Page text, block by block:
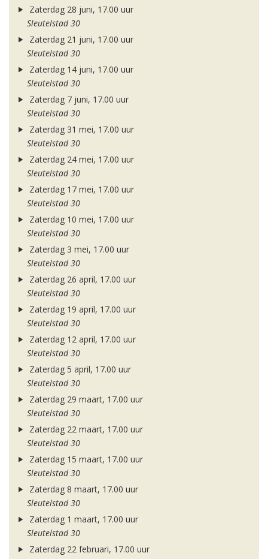
Zaterdag 28 juni, 17.00 uur
Sleutelstad 30
Zaterdag 21 juni, 17.00 uur
Sleutelstad 30
Zaterdag 14 juni, 17.00 uur
Sleutelstad 30
Zaterdag 7 juni, 17.00 uur
Sleutelstad 30
Zaterdag 31 mei, 17.00 uur
Sleutelstad 30
Zaterdag 24 mei, 17.00 uur
Sleutelstad 30
Zaterdag 17 mei, 17.00 uur
Sleutelstad 30
Zaterdag 10 mei, 17.00 uur
Sleutelstad 30
Zaterdag 3 mei, 17.00 uur
Sleutelstad 30
Zaterdag 26 april, 17.00 uur
Sleutelstad 30
Zaterdag 19 april, 17.00 uur
Sleutelstad 30
Zaterdag 12 april, 17.00 uur
Sleutelstad 30
Zaterdag 5 april, 17.00 uur
Sleutelstad 30
Zaterdag 29 maart, 17.00 uur
Sleutelstad 30
Zaterdag 22 maart, 17.00 uur
Sleutelstad 30
Zaterdag 15 maart, 17.00 uur
Sleutelstad 30
Zaterdag 8 maart, 17.00 uur
Sleutelstad 30
Zaterdag 1 maart, 17.00 uur
Sleutelstad 30
Zaterdag 22 februari, 17.00 uur